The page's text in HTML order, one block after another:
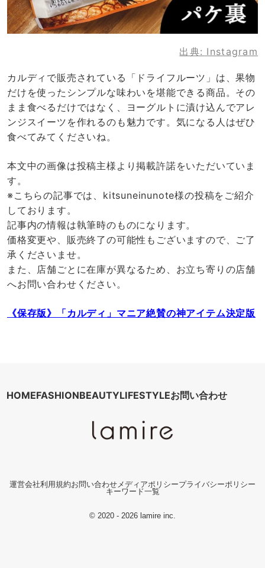
出典: Instagram
カルディで販売されている「ドライフルーツ」は、果物
だけを使ったシンプルな味わいを堪能できる商品。その
まま食べるだけではなく、ヨーグルトに漬け込んでアレ
ンジスイーツを作れるのも魅力です。気になる人はぜひ
食べてみてくださいね。
本文中の画像は投稿主様より掲載許諾をいただいていま
す。
※こちらの記事では、kitsuneinunote様の投稿をご紹介
しております。
記事内の情報は執筆時のものになります。
価格変更や、販売終了の可能性もございますので、ご了
承くださいませ。
また、店舗ごとに在庫が異なるため、お立ち寄りの店舗
へお問い合わせください。
《保存版》「カルディ」マニア絶賛の神アイテム決定版
HOMEFASHIONBEAUTYLIFESTYLEお問い合わせ
運営会社利用規約お問い合わせメディアポリシープライバシーポリシー
キーワード一覧
© 2020 - 2026 lamire inc.